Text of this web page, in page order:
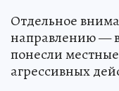
Отдельное
направлению —
понесли местные
агрессивных